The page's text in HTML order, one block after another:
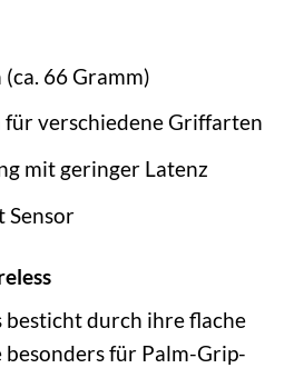
66 Gramm)
für verschiedene Griffarten
mit geringer Latenz
Sensor
besticht durch ihre flache
für Palm-Grip-